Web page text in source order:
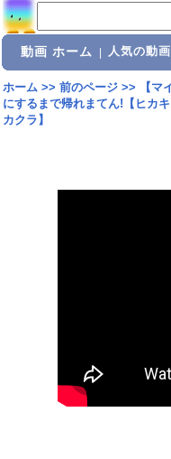
動画 ホーム 人気の動画
ホーム>> 前のページ>>
【マ
にするまで帰れまてん!【ヒカ
カクラ】